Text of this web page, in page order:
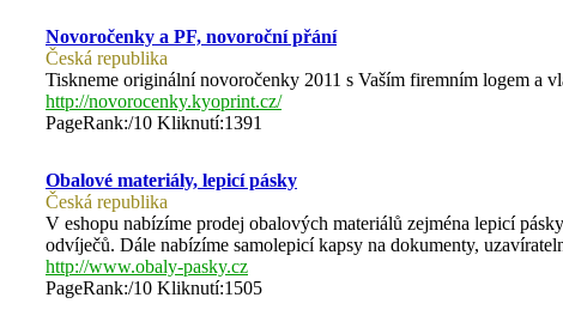
Novoročenky a PF, novoroční přání
Česká republika
Tiskneme originální novoročenky 2011 s Vaším firemním logem a
http://novorocenky.kyoprint.cz/
PageRank:/10 Kliknutí:1391
Obalové materiály, lepicí pásky
Česká republika
V eshopu nabízíme prodej obalových materiálů zejména lepicí
odvíječů. Dále nabízíme samolepicí kapsy na dokumenty,
http://www.obaly-pasky.cz
PageRank:/10 Kliknutí:1505